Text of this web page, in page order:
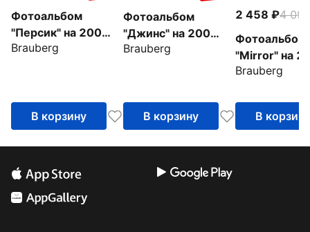
Фотоальбом
"Персик" на 200
фото, персиковый
Brauberg
В корзину
Фотоальбом
"Джинс" на 200
фото, ткань
Brauberg
В корзину
2 458
4 096
Фотоальбом
"Mirror" на
фото
Brauberg
В корзину